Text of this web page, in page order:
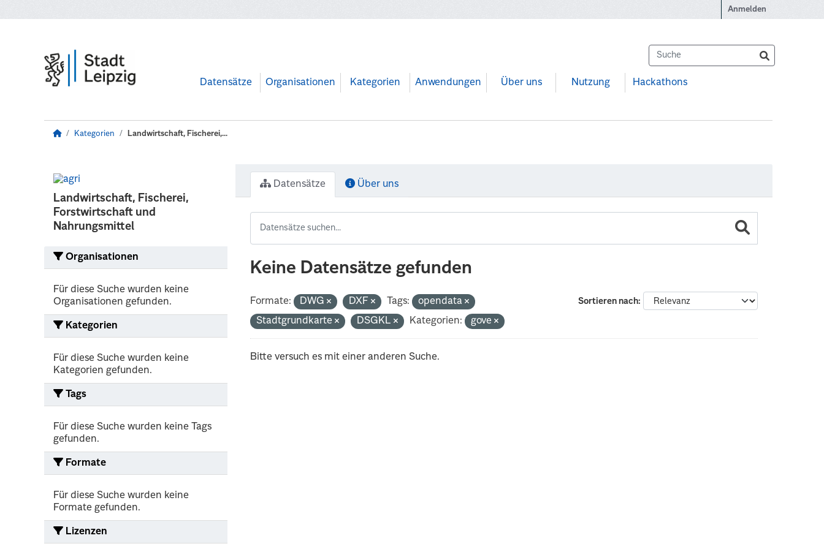
Anmelden
Datensätze Organisationen Kategorien Anwendungen Über uns Nutzung Hackathons
Kategorien Landwirtschaft, Fischerei,...
Landwirtschaft, Fischerei,
Forstwirtschaft und
Nahrungsmittel
Organisationen
Für diese Suche wurden keine
Organisationen gefunden.
Kategorien
Für diese Suche wurden keine
Kategorien gefunden.
Tags
Für diese Suche wurden keine Tags
gefunden.
Formate
Für diese Suche wurden keine
Formate gefunden.
Lizenzen
Datensätze Über uns
Keine Datensätze gefunden
Sortieren nach
Formate: DWG DXF Tags:
opendata
Stadtgrundkarte
DSGKL Kategorien: gove
Bitte versuch es mit einer anderen Suche.